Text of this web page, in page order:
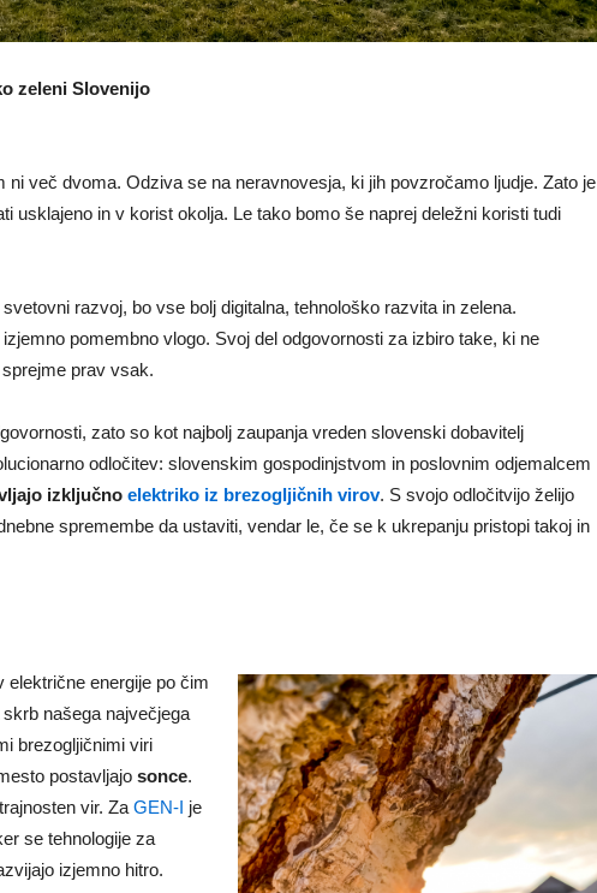
zeleni Slovenijo
ni več dvoma. Odziva se na neravnovesja, ki jih povzročamo ljudje. Zato je
usklajeno in v korist okolja. Le tako bomo še naprej deležni koristi tudi
razvoj, bo vse bolj digitalna, tehnološko razvita in zelena.
pomembno vlogo. Svoj del odgovornosti za izbiro take, ki ne
prav vsak.
zato so kot najbolj zaupanja vreden slovenski dobavitelj
odločitev: slovenskim gospodinjstvom in poslovnim odjemalcem
izključno elektriko iz brezogljičnih virov. S svojo odločitvijo želijo
spremembe da ustaviti, vendar le, če se k ukrepanju pristopi takoj in
električne energije po čim
našega največjega
brezogljičnimi viri
postavljajo sonce.
vir. Za GEN-I je
se tehnologije za
izjemno hitro.